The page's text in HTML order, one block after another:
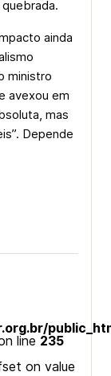
ainda
ministro
avexou em
mas
Depende
line 235
on value